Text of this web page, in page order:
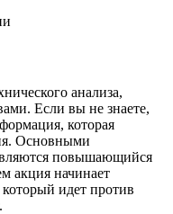
анализа,
Если вы не знаете,
которая
Основными
повышающийся
акция начинает
идет против